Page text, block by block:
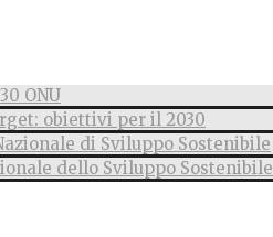
ONU
obiettivi per il 2030
di Sviluppo Sostenibile
dello Sviluppo Sostenibile